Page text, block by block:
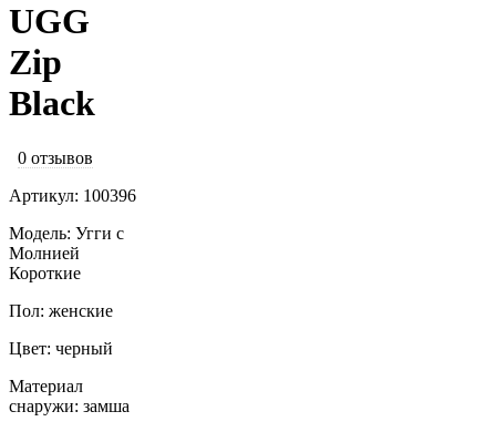
UGG
Zip
Black
0 отзывов
Артикул: 100396
Модель: Угги с
Молнией
Короткие
Пол: женские
Цвет: черный
Материал
снаружи: замша